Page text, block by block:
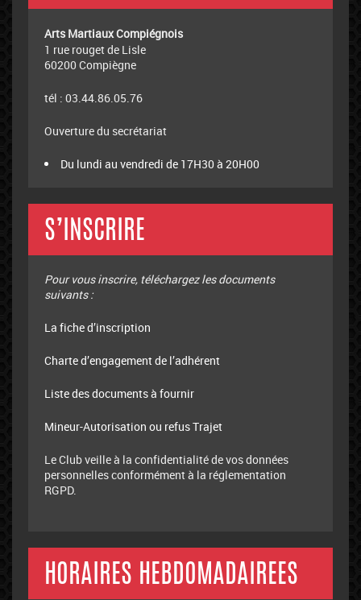
Arts Martiaux Compiégnois
1 rue rouget de Lisle
60200 Compiègne
tél : 03.44.86.05.76
Ouverture du secrétariat
Du lundi au vendredi de 17H30 à 20H00
S’INSCRIRE
Pour vous inscrire, téléchargez les documents
suivants :
La fiche d’inscription
Charte d’engagement de l’adhérent
Liste des documents à fournir
Mineur-Autorisation ou refus Trajet
Le Club veille à la confidentialité de vos données
personnelles conformément à la réglementation
RGPD.
HORAIRES HEBDOMADAIREES